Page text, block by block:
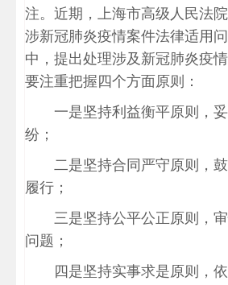
注。近期，上海市高级人民法
涉新冠肺炎疫情案件法律适用问
中，提出处理涉及新冠肺炎疫
要注重把握四个方面原则：
一是坚持利益衡平原则，
纷；
二是坚持合同严守原则，
履行；
三是坚持公平公正原则，
问题；
四是坚持实事求是原则，